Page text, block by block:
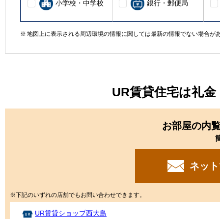
小学校・中学校 銀行・郵便局
地図上に表示される周辺環境の情報に関しては最新の情報でない場合
UR賃貸住宅は礼
お部屋の内
ネッ
※下記のいずれの店舗でもお問い合わせできます。
UR賃貸ショップ西大島